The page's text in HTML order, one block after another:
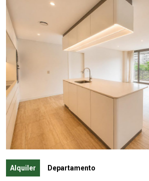
Alquiler Departamento